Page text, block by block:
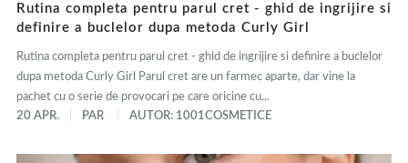
Rutina completa pentru parul cret - ghid de ingrijire si
definire a buclelor dupa metoda Curly Girl
Rutina completa pentru parul cret - ghid de ingrijire si definire a buclelor
dupa metoda Curly Girl Parul cret are un farmec aparte, dar vine la
pachet cu o serie de provocari pe care oricine cu...
20 APR.
PAR AUTOR: 1001COSMETICE